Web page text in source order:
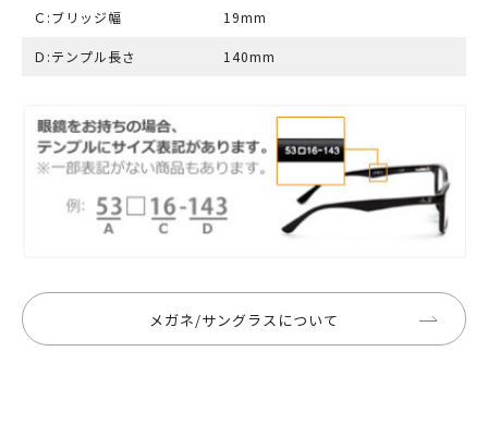
Ｃ:ブリッジ幅 19mm
Ｄ:テンプル長さ 140mm
メガネ/サングラスについて